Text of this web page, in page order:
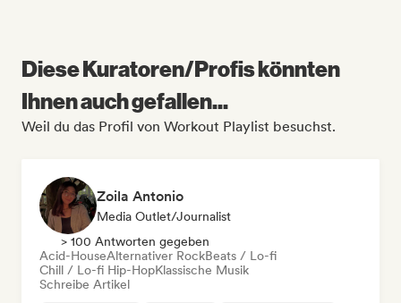
Diese Kuratoren/Profis könnten
Ihnen auch gefallen...
Weil du das Profil von Workout Playlist besuchst.
Zoila Antonio
Media Outlet/Journalist
> 100 Antworten gegeben
Acid-HouseAlternativer RockBeats / Lo-fi
Chill / Lo-fi Hip-HopKlassische Musik
Schreibe Artikel